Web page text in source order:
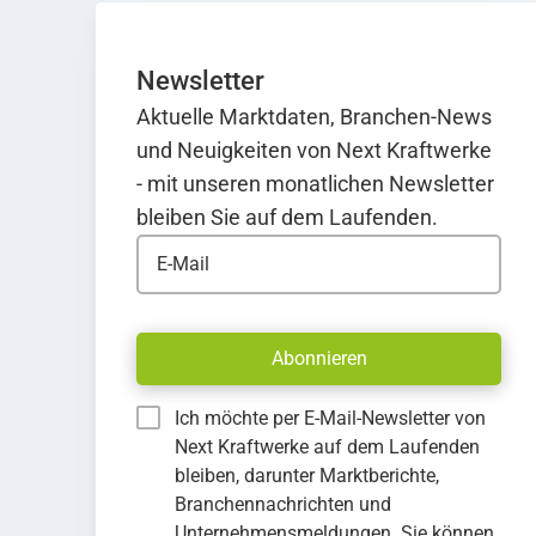
Newsletter
Aktuelle Marktdaten, Branchen-News
und Neuigkeiten von Next Kraftwerke
- mit unseren monatlichen Newsletter
bleiben Sie auf dem Laufenden.
E-Mail
Abonnieren
Ich möchte per E-Mail-Newsletter von
Next Kraftwerke auf dem Laufenden
bleiben, darunter Marktberichte,
Branchennachrichten und